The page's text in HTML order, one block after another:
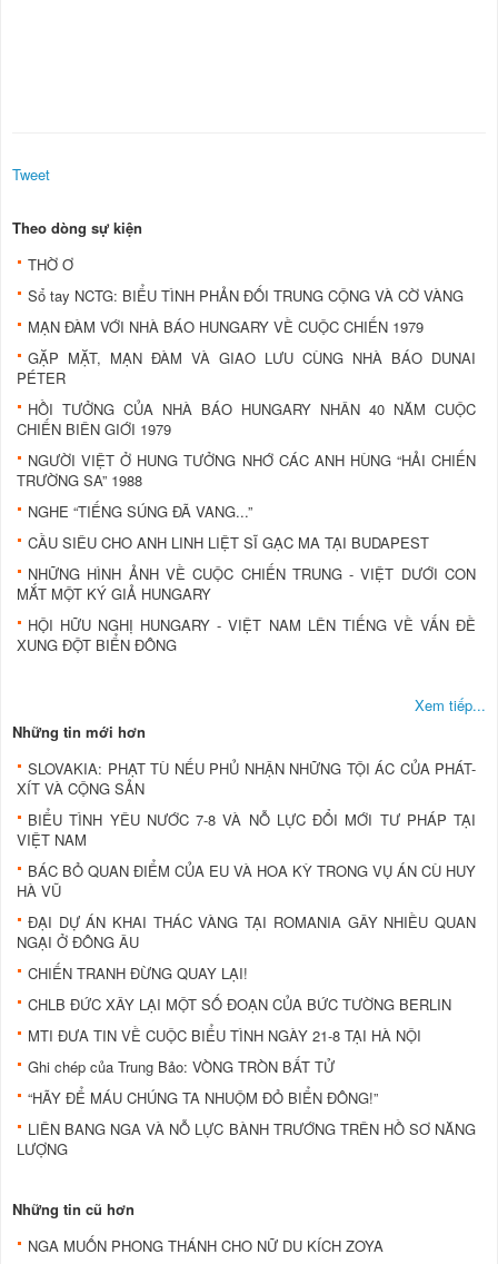
Tweet
Theo dòng sự kiện
THỜ Ơ
Sổ tay NCTG: BIỂU TÌNH PHẢN ĐỐI TRUNG CỘNG VÀ CỜ VÀNG
MẠN ĐÀM VỚI NHÀ BÁO HUNGARY VỀ CUỘC CHIẾN 1979
GẶP MẶT, MẠN ĐÀM VÀ GIAO LƯU CÙNG NHÀ BÁO DUNAI
PÉTER
HỒI TƯỞNG CỦA NHÀ BÁO HUNGARY NHÂN 40 NĂM CUỘC
CHIẾN BIÊN GIỚI 1979
NGƯỜI VIỆT Ở HUNG TƯỞNG NHỚ CÁC ANH HÙNG “HẢI CHIẾN
TRƯỜNG SA” 1988
NGHE “TIẾNG SÚNG ĐÃ VANG...”
CẦU SIÊU CHO ANH LINH LIỆT SĨ GẠC MA TẠI BUDAPEST
NHỮNG HÌNH ẢNH VỀ CUỘC CHIẾN TRUNG - VIỆT DƯỚI CON
MẮT MỘT KÝ GIẢ HUNGARY
HỘI HỮU NGHỊ HUNGARY - VIỆT NAM LÊN TIẾNG VỀ VẤN ĐỀ
XUNG ĐỘT BIỂN ĐÔNG
Xem tiếp...
Những tin mới hơn
SLOVAKIA: PHẠT TÙ NẾU PHỦ NHẬN NHỮNG TỘI ÁC CỦA PHÁT-
XÍT VÀ CỘNG SẢN
BIỂU TÌNH YÊU NƯỚC 7-8 VÀ NỖ LỰC ÐỔI MỚI TƯ PHÁP TẠI
VIỆT NAM
BÁC BỎ QUAN ÐIỂM CỦA EU VÀ HOA KỲ TRONG VỤ ÁN CÙ HUY
HÀ VŨ
ÐẠI DỰ ÁN KHAI THÁC VÀNG TẠI ROMANIA GÂY NHIỀU QUAN
NGẠI Ở ÐÔNG ÂU
CHIẾN TRANH ÐỪNG QUAY LẠI!
CHLB ÐỨC XÂY LẠI MỘT SỐ ÐOẠN CỦA BỨC TƯỜNG BERLIN
MTI ÐƯA TIN VỀ CUỘC BIỂU TÌNH NGÀY 21-8 TẠI HÀ NỘI
Ghi chép của Trung Bảo: VÒNG TRÒN BẤT TỬ
“HÃY ÐỂ MÁU CHÚNG TA NHUỘM ÐỎ BIỂN ÐÔNG!”
LIÊN BANG NGA VÀ NỖ LỰC BÀNH TRƯỚNG TRÊN HỒ SƠ NĂNG
LƯỢNG
Những tin cũ hơn
NGA MUỐN PHONG THÁNH CHO NỮ DU KÍCH ZOYA